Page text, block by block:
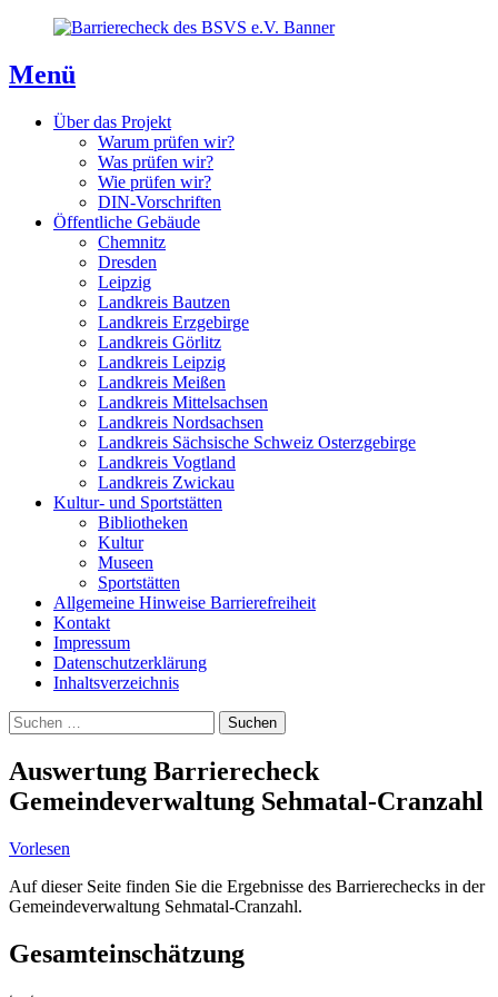
Inhaltsverzeichnis
Kontaktseite
Inhalt
Menü
Über das Projekt
Warum prüfen wir?
Was prüfen wir?
Wie prüfen wir?
DIN-Vorschriften
Öffentliche Gebäude
Chemnitz
Dresden
Leipzig
Landkreis Bautzen
Landkreis Erzgebirge
Landkreis Görlitz
Landkreis Leipzig
Landkreis Meißen
Landkreis Mittelsachsen
Landkreis Nordsachsen
Landkreis Sächsische Schweiz Osterzgebirge
Landkreis Vogtland
Landkreis Zwickau
Kultur- und Sportstätten
Bibliotheken
Kultur
Museen
Sportstätten
Allgemeine Hinweise Barrierefreiheit
Kontakt
Impressum
Datenschutzerklärung
Inhaltsverzeichnis
Suche
Suchen
nach:
Auswertung Barrierecheck
Gemeindeverwaltung Sehmatal-Cranzahl
Vorlesen
Auf dieser Seite finden Sie die Ergebnisse des Barrierechecks in der
Gemeindeverwaltung Sehmatal-Cranzahl.
Gesamteinschätzung